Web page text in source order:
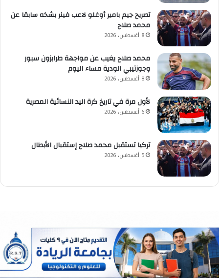
تصريح جيم بامير أوغلو لاعب فينر بشخه سابقا عن
محمد صلاح
8 أغسطس، 2026
محمد صلاح يغيب عن مواجهة طرابزون سبور
وجوزتيبي الودية مساء اليوم
8 أغسطس، 2026
لأول مرة في تاريخ كرة اليد النسائية المصرية
6 أغسطس، 2026
تركيا تستقبل محمد صلاح إستقبال الأبطال
5 أغسطس، 2026